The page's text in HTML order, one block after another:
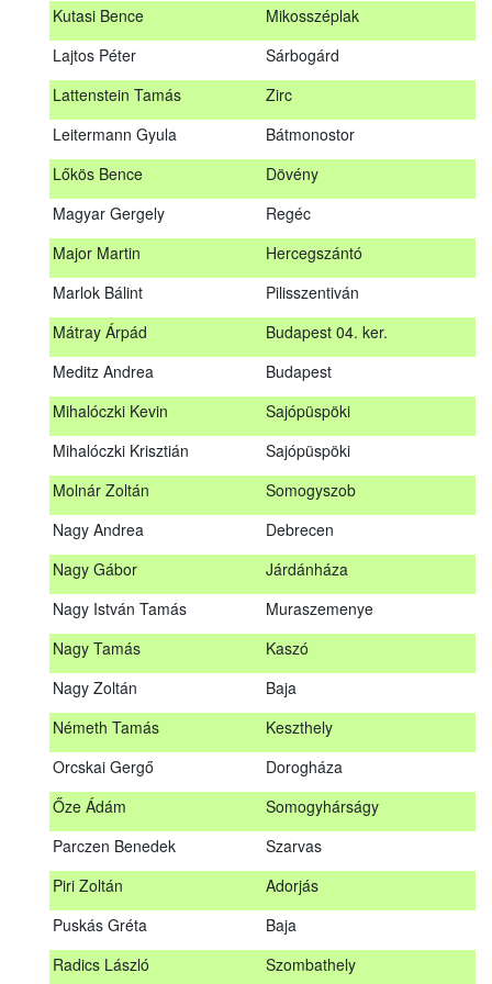
Kutasi Bence
Mikosszéplak
Lajtos Péter
Sárbogárd
Lattenstein Tamás
Zirc
Leitermann Gyula
Bátmonostor
Lőkös Bence
Dövény
Magyar Gergely
Regéc
Major Martin
Hercegszántó
Marlok Bálint
Pilisszentiván
Mátray Árpád
Budapest 04. ker.
Meditz Andrea
Budapest
Mihalóczki Kevin
Sajópüspöki
Mihalóczki Krisztián
Sajópüspöki
Molnár Zoltán
Somogyszob
Nagy Andrea
Debrecen
Nagy Gábor
Járdánháza
Nagy István Tamás
Muraszemenye
Nagy Tamás
Kaszó
Nagy Zoltán
Baja
Németh Tamás
Keszthely
Orcskai Gergő
Dorogháza
Őze Ádám
Somogyhárságy
Parczen Benedek
Szarvas
Piri Zoltán
Adorjás
Puskás Gréta
Baja
Radics László
Szombathely
A továbbképzés vizsgával zárul!
Jelentkezés, lemondás
Jelentkezni a továbbképzésre kizárólag a Nébih honlapján
elhelyezett űrlapon lehet. A jelentkezés elfogadásáról
Kovács Dániel
Sárbogárd
Lattenstein Tamás
Zirc
Leitermann Gyula
Bátmonostor
Magyar Gergely
Regéc
Hercegszántó
Pilisszentiván
Budapest 04. ker.
Budapest
Mihalóczki Kevin
Mihalóczki Krisztián
Molnár Zoltán
Somogyszob
Nagy Andrea
Nagy Gábor
Járdánháza
Muraszemenye
Nagy Tamás
Kaszó
Keszthely
Dorogháza